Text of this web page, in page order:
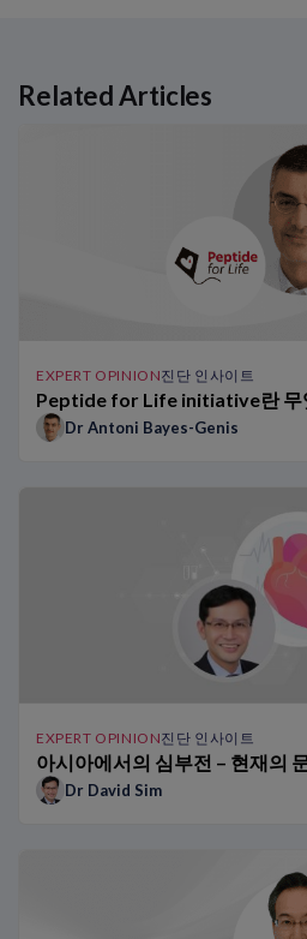
Related Articles
Peptide for Life initiative란 무엇입니
아시아에서의 심부전 – 현재의 문제
제2병 당뇨병에서의 심부전 예방 –
CANVAS 임상시험: NT-proBNP 및
hs-Tn에 대한 연령에 따른 판정 기준
태국 의료기관에서 0h/1h 알고리즘의
아시아 환자들에서 0h/1h 알고리즘의
다른 집단에서 NT-proBNP가 검증되
일본 의료기관에서 0h/1h 알고리즘
0h/1h 알고리즘을 사용한 환자 증례
BNP 대 NT-proBNP: 전문가 관점
ARNi 요법이 나트륨이뇨 펩티드 사용
예후와 모니터링에 어떻게 NT-
신속 알고리즘을 도입할 때 병원이 무
ED와 병원에서 hs-Tn 0h/1h 알고리즘
TRAPID-AMI 임상시험: AMI의 신속
hs-Tn 0h/1h 알고리즘이 흉통 환자들
기존 트로포닌에서 hs-트로포닌으로
호흡곤란 환자들에서 나트륨이뇨 펩
EXPERT OPINION진단 인사이트
Peptide for Life initiative란 무
Dr Antoni Bayes-Genis
EXPERT OPINION진단 인사이트
아시아에서의 심부전 – 현재의
Dr David Sim